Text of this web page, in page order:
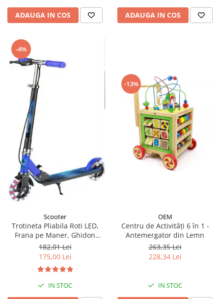
ADAUGA IN COS ADAUGA IN COS
-4%
Scooter
Trotineta Pliabila Roti LED,
Frana pe Maner, Ghidon
Reglabil - Albastru
182,01 Lei
175,00 Lei
IN STOC
-13%
OEM
Centru de Activități 6 în 1 -
Antemergator din Lemn
263,35 Lei
228,34 Lei
IN STOC